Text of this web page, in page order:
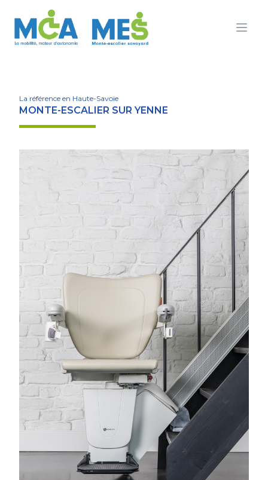
La référence en Haute-Savoie
MONTE-ESCALIER SUR YENNE